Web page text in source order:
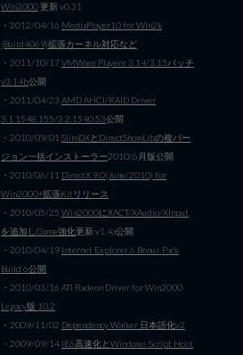
Win2000更新 v0.31
・2012/04/16 MediaPlayer10 for Win2k
(Build4069)拡張カーネル対応など
・2011/10/17VMWare Playere 3.14/3.15パッチ
v3.14b公開
・2011/04/23 AMD AHCI/RAID Driver
3.1.1548.155/3.2.1540.53公開
・2010/09/01 SlimDXとDirectShowLibの複バー
ジョン一括インストーラー2010/6月版公開
・2010/06/11 DirectX 9.0(June/2010) for
Win2000+拡張Kitリリース
・2010/05/25 Win2000にXACT/XAudio/XInput
を追加しGame強化更新 v1.4a公開
・2010/04/19 Internet Explorer 6 Bonus Pack
Build 6公開
・2010/03/16 ATI Radeon Driver for Win2000
Legacy版 10.2
・2009/11/02 Dependency Walker 日本語化v2
・2009/09/14 IE6高速化とWindows Script Host